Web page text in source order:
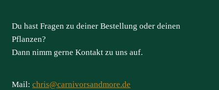
Du hast Fragen zu deiner Bestellung oder deinen
Pflanzen?
Dann nimm gerne Kontakt zu uns auf.
Mail: chris@carnivorsandmore.de